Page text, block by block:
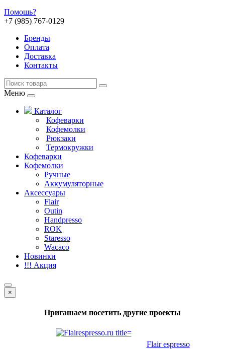
Помошь?
+7 (985) 767-0129
Бренды
Оплата
Доставка
Контакты
Меню
Каталог
Кофеварки
Кофемолки
Рюкзаки
Термокружки
Кофеварки
Кофемолки
Ручные
Аккумуляторные
Аксессуары
Flair
Outin
Handpresso
ROK
Staresso
Wacaco
Новинки
!!! Акция
×
Пригашаем посетить другие проекты
Flair espresso